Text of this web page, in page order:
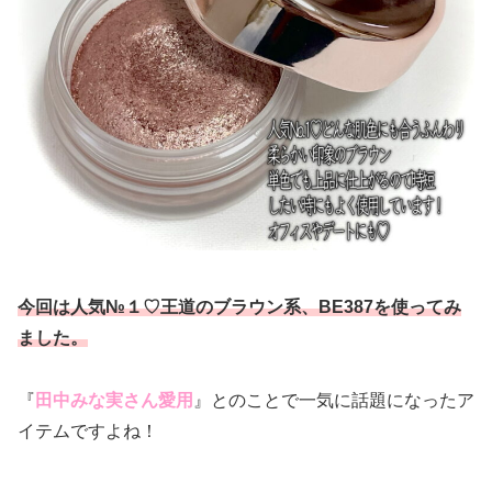
今回は人気№１♡王道のブラウン系、BE387を使ってみ
ました。
『 田中みな実さん愛用 』とのことで一気に話題になったア
イテムですよね！